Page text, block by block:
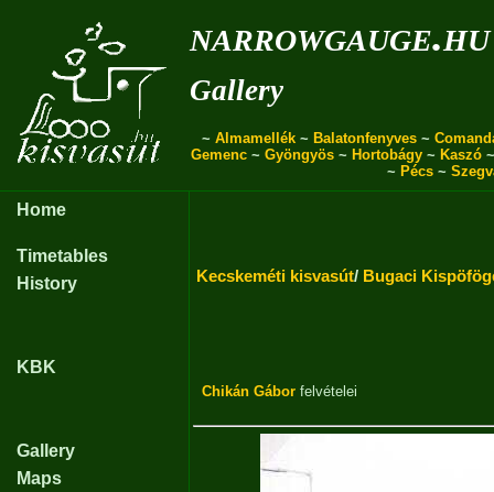
narrowgauge.hu
Gallery
~ Almamellék ~ Balatonfenyves ~
Gemenc ~ Gyöngyös ~ Hortobágy ~ Kaszó
~ Pécs ~
Home
Timetables
History
KBK
Gallery
Maps
Kecskeméti kisvasút/ Bugaci
Chikán Gábor felvételei